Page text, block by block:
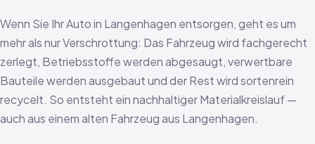
Wenn Sie Ihr Auto in Langenhagen entsorgen, geht es um
mehr als nur Verschrottung: Das Fahrzeug wird fachgerecht
zerlegt, Betriebsstoffe werden abgesaugt, verwertbare
Bauteile werden ausgebaut und der Rest wird sortenrein
recycelt. So entsteht ein nachhaltiger Materialkreislauf —
auch aus einem alten Fahrzeug aus Langenhagen.